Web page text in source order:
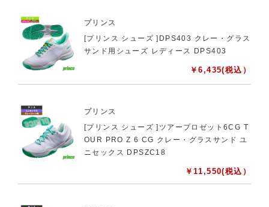
プリンス
[プリンス シューズ ]DPS403 クレー・グラス
サンド用シューズ レディース DPS403
￥6,435(税込）
プリンス
[プリンス シューズ ]ツアープロゼット6CG T
OUR PRO Z 6 CG クレー・グラスサンド ユ
ニセックス DPSZC18
￥ 11,550(税込）